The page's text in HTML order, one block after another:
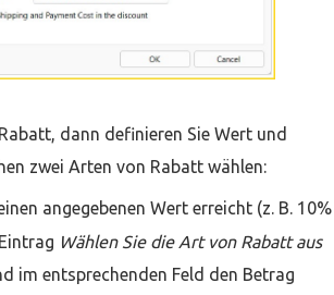
dann definieren Sie Wert und
zwei Arten von Rabatt wählen:
angegebenen Wert erreicht (z. B. 10%
Wählen Sie die Art von Rabatt aus
im entsprechenden Feld den Betrag